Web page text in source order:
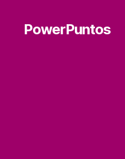
PowerPuntos